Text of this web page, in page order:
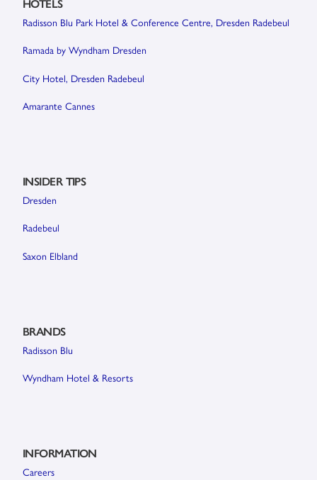
Radisson Blu Park Hotel & Conference Centre, Dresden Radebeul
Ramada by Wyndham Dresden
City Hotel, Dresden Radebeul
Amarante Cannes
INSIDER TIPS
Dresden
Radebeul
Saxon Elbland
BRANDS
Radisson Blu
Wyndham Hotel & Resorts
INFORMATION
Careers